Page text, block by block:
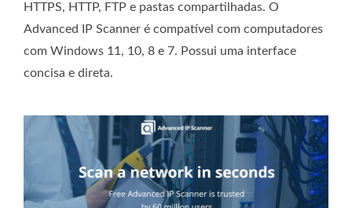
HTTPS, HTTP, FTP e pastas compartilhadas. O
Advanced IP Scanner é compatível com computadores
com Windows 11, 10, 8 e 7. Possui uma interface
concisa e direta.